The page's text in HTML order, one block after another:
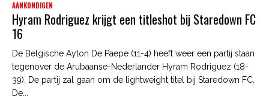
AANKONDIGEN
Hyram Rodriguez krijgt een titleshot bij Staredown FC
16
De Belgische Ayton De Paepe (11-4) heeft weer een partij staan
tegenover de Arubaanse-Nederlander Hyram Rodriguez (18-
39). De partij zal gaan om de lightweight titel bij Staredown FC.
De...